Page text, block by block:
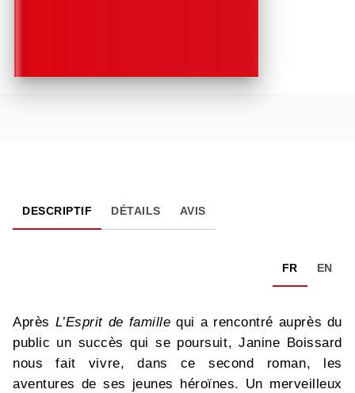
DESCRIPTIF DÉTAILS AVIS
FR EN
Après L’Esprit de famille qui a rencontré auprès du
public un succès qui se poursuit, Janine Boissard
nous fait vivre, dans ce second roman, les
aventures de ses jeunes héroïnes. Un merveilleux